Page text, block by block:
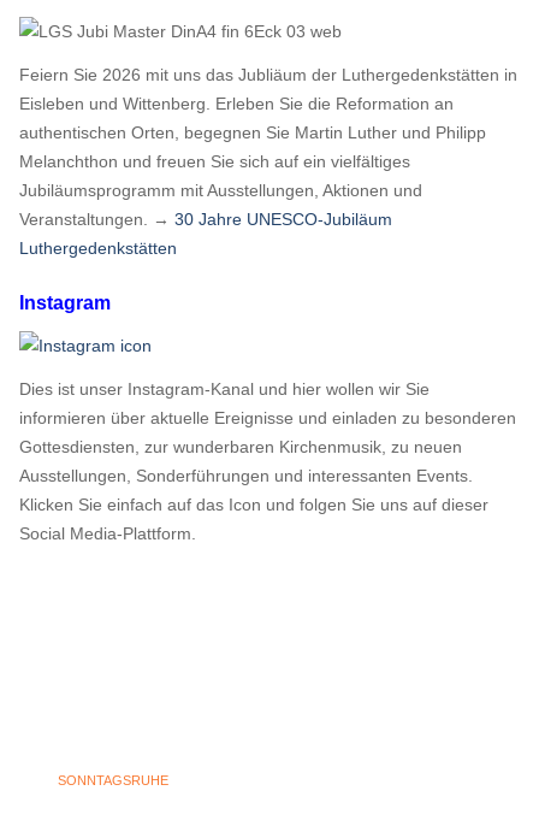
Feiern Sie 2026 mit uns das Jubliäum der Luthergedenkstätten in
Eisleben und Wittenberg. Erleben Sie die Reformation an
authentischen Orten, begegnen Sie Martin Luther und Philipp
Melanchthon und freuen Sie sich auf ein vielfältiges
Jubiläumsprogramm mit Ausstellungen, Aktionen und
Veranstaltungen. → 30 Jahre UNESCO-Jubiläum
Luthergedenkstätten
Instagram
Dies ist unser Instagram-Kanal und hier wollen wir Sie
informieren über aktuelle Ereignisse und einladen zu besonderen
Gottesdiensten, zur wunderbaren Kirchenmusik, zu neuen
Ausstellungen, Sonderführungen und interessanten Events.
Klicken Sie einfach auf das Icon und folgen Sie uns auf dieser
Social Media-Plattform.
SONNTAGSRUHE